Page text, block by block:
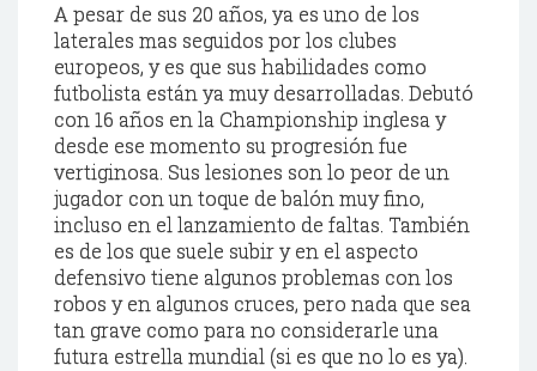
A pesar de sus 20 años, ya es uno de los
laterales mas seguidos por los clubes
europeos, yes que sus habilidades como
futbolista están ya muy desarrolladas. Debutó
con 16 años en la Championship inglesa y
desde ese momento su progresiónfue
vertiginosa. Sus lesiones son lo peor de un
jugador con un toque de balón muy fino,
incluso en el lanzamiento de faltas. También
es de los que suele subir y en el aspecto
defensivo tiene algunos problemas con los
robos y en algunos cruces, pero nada que sea
tan grave como para no considerarleuna
futura estrella mundial (si es que no lo es ya).